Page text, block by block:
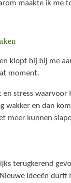
maakte ik me
klopt hij bij me
moment.
en stress waarvoor
wakker en dan
meer kunnen
terugkerend
ideeën durft